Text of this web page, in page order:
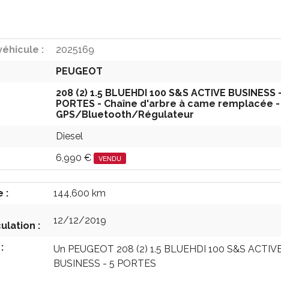
:
2025169
PEUGEOT
208 (2) 1.5 BLUEHDI 100 S&S ACTIVE BUSINESS
PORTES - Chaîne d'arbre à came remplacée -
GPS/Bluetooth/Régulateur
Diesel
6,990 € VENDU
:
144,600 km
:
12/12/2019
Un PEUGEOT 208 (2) 1.5 BLUEHDI 100 S&S
BUSINESS - 5 PORTES